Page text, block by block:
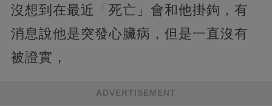
沒想到在最近「死亡」會和他掛鉤，有
消息說他是突發心臟病，但是一直沒有
被證實，
ADVERTISEMENT